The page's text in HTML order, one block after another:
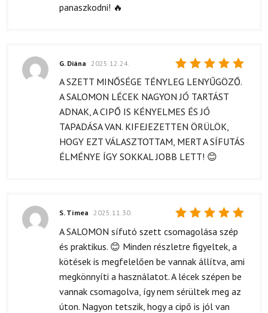
panaszkodni! 🔥
Értékelés:
/ 5
G. Diána 2025.12.24.
A SZETT MINŐSÉGE TÉNYLEG LENYŰGÖZŐ.
A SALOMON LÉCEK NAGYON JÓ TARTÁST
ADNAK, A CIPŐ IS KÉNYELMES ÉS JÓ
TAPADÁSA VAN. KIFEJEZETTEN ÖRÜLÖK,
HOGY EZT VÁLASZTOTTAM, MERT A SÍFUTÁS
ÉLMÉNYE ÍGY SOKKAL JOBB LETT! 😊
Értékelés:
/ 5
S. Tímea 2025.11.30.
A SALOMON sífutó szett csomagolása szép
és praktikus. 😊 Minden részletre figyeltek, a
kötések is megfelelően be vannak állítva, ami
megkönnyíti a használatot. A lécek szépen be
vannak csomagolva, így nem sérültek meg az
úton. Nagyon tetszik, hogy a cipő is jól van